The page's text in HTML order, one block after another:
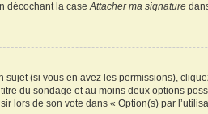
décochant la caseAttacher ma signature
sujet (si vous en avez les permissions),
du sondage et au moins deux options
lors de son vote dans « Option(s) par